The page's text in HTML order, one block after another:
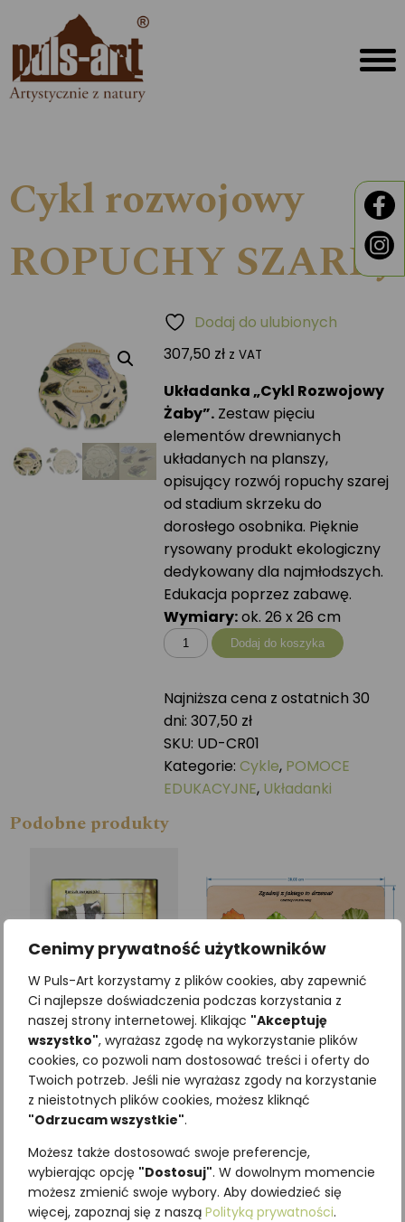
Cenimy prywatność użytkowników
W Puls-Art korzystamy z plików cookies, aby zapewnić
Ci najlepsze doświadczenia podczas korzystania z
naszej strony internetowej. Klikając "Akceptuję
wszystko", wyrażasz zgodę na wykorzystanie plików
cookies, co pozwoli nam dostosować treści i oferty do
Twoich potrzeb. Jeśli nie wyrażasz zgody na korzystanie
z nieistotnych plików cookies, możesz kliknąć
"Odrzucam wszystkie".
Możesz także dostosować swoje preferencje,
wybierając opcję "Dostosuj". W dowolnym momencie
możesz zmienić swoje wybory. Aby dowiedzieć się
więcej, zapoznaj się z naszą Polityką prywatności.
Cykl rozwojowy
ROPUCHY SZAREJ
307,50 zł z VAT
Układanka „Cykl Rozwojowy
Żaby”. Zestaw pięciu
elementów drewnianych
układanych na planszy,
opisujący rozwój ropuchy szarej
od stadium skrzeku do
dorosłego osobnika. Pięknie
rysowany produkt ekologiczny
dedykowany dla najmłodszych.
Edukacja poprzez zabawę.
Wymiary:ok. 26 x 26 cm
ilość
Cykl
ROPUCHY
SZAREJ
Dodaj do koszyka
Dodaj do ulubionych
Najniższa cena z ostatnich 30
dni:307,50 zł
SKU: UD-CR01
Kategorie:Cykle, POMOCE
EDUKACYJNE, Układanki
Podobne produkty
Plastikowa układanka
BORSUK
12,30zł z VAT
Dodaj do koszyka
Układanka ZGADNIJ
JAKIE TO DRZEWO?
Dodaj do koszyka